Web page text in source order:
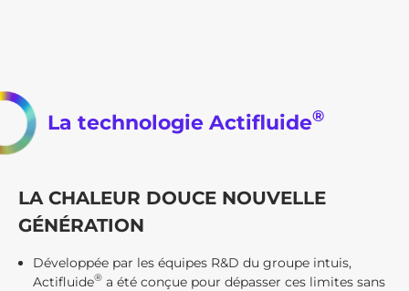
La technologie Actifluide®
LA CHALEUR DOUCE NOUVELLE
GÉNÉRATION
Développée par les équipes R&D du groupe intuis,
Actifluide® a été conçue pour dépasser ces limites sans